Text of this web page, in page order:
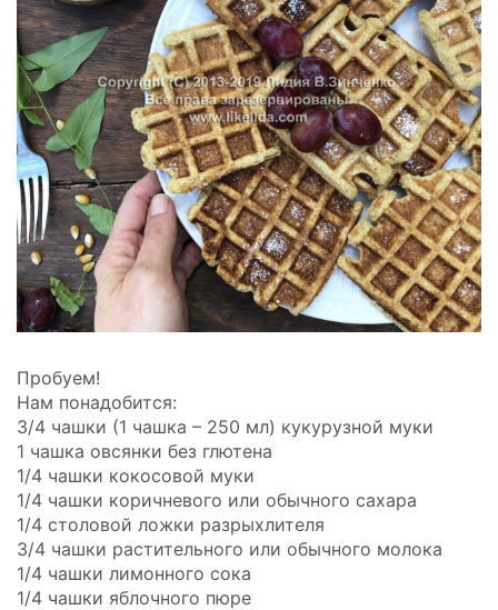
Пробуем!
Нам понадобится:
3/4 чашки (1 чашка – 250 мл) кукурузной муки
1 чашка овсянки без глютена
1/4 чашки кокосовой муки
1/4 чашки коричневого или обычного сахара
1/4 столовой ложки разрыхлителя
3/4 чашки растительного или обычного молока
1/4 чашки лимонного сока
1/4 чашки яблочного пюре